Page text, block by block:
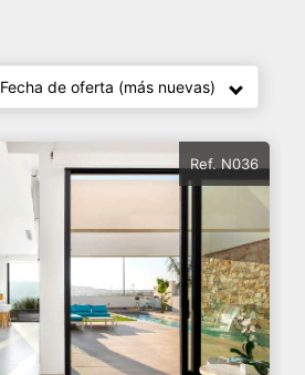
Fecha de oferta (más nuevas)
Ref. N036